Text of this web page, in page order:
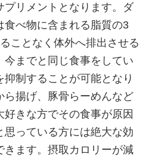
プリメントとなります。ダ
食べ物に含まれる脂質の3
ことなく体外へ排出させる
今までと同じ食事をしてい
制することが可能となり
ら揚げ、豚骨らーめんなど
きな方でその食事が原因
思っている方には絶大な効
きます。摂取カロリーが減